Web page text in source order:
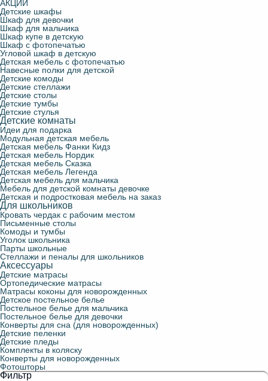
АКЦИИ
Детские шкафы
Шкаф для девочки
Шкаф для мальчика
Шкаф купе в детскую
Шкаф с фотопечатью
Угловой шкаф в детскую
Детская мебель с фотопечатью
Навесные полки для детской
Детские комоды
Детские стеллажи
Детские столы
Детские тумбы
Детские стулья
Детские комнаты
Идеи для подарка
Модульная детская мебель
Детская мебель Фанки Кидз
Детская мебель Нордик
Детская мебель Сказка
Детская мебель Легенда
Детская мебель для мальчика
Мебель для детской комнаты девочке
Детская и подростковая мебель на заказ
Для школьников
Кровать чердак с рабочим местом
Письменные столы
Комоды и тумбы
Уголок школьника
Парты школьные
Стеллажи и пеналы для школьников
Аксессуары
Детские матрасы
Ортопедические матрасы
Матрасы коконы для новорожденных
Детское постельное белье
Постельное белье для мальчика
Постельное белье для девочки
Конверты для сна (для новорожденных)
Детские пеленки
Детские пледы
Комплекты в коляску
Конверты для новорожденных
Фотошторы
Фильтр